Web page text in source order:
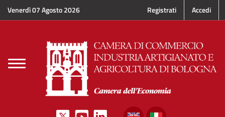
Salta al contenuto principale
Venerdì 07 Agosto 2026 Registrati Accedi
Toggle
navigation